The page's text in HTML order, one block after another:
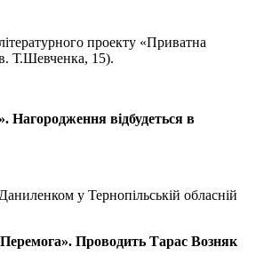
проекту «Приватна
Т.Шевченка, 15).
Нагородження відбудеться в
у Тернопільській обласній
Проводить Тарас Возняк